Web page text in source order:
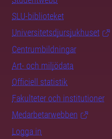
SLU-biblioteket
Universitetsdjursjukhuset
Centrumbildningar
Art- och miljödata
Officiell statistik
Fakulteter och institutioner
Medarbetarwebben
Logga in